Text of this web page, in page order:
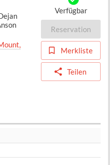
Verfügbar
Reservation
Merkliste
Teilen